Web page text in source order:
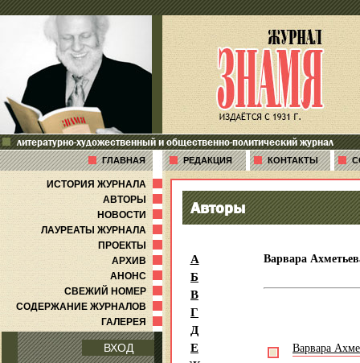
литературно-художественный и общественно-политический журнал
ГЛАВНАЯ РЕДАКЦИЯ КОНТАКТЫ
ИСТОРИЯ ЖУРНАЛА
АВТОРЫ
НОВОСТИ
ЛАУРЕАТЫ ЖУРНАЛА
ПРОЕКТЫ
АРХИВ
АНОНС
СВЕЖИЙ НОМЕР
СОДЕРЖАНИЕ ЖУРНАЛОВ
ГАЛЕРЕЯ
ВХОД
Авторы
А
Б
В
Г
Д
Е
Варвара
Варвара